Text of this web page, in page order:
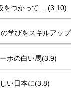
つかって… (3.10)
学びをスキルアッ
ホの白い馬(3.9)
い日本に(3.8)